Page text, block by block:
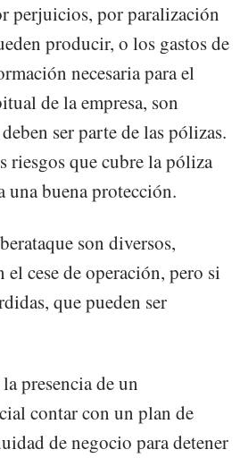
perjuicios, por paralización
producir, o los gastos de
necesaria para el
de la empresa, son
ser parte de las pólizas.
riesgos que cubre la póliza
una buena protección.
son diversos,
cese de operación, pero si
que pueden ser
presencia de un
contar con un plan de
de negocio para detener